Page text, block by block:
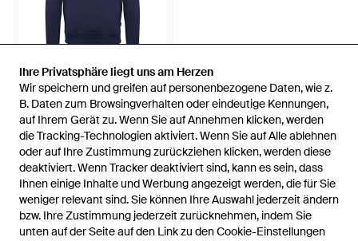
Ihre Privatsphäre liegt uns am Herzen
Wir speichern und greifen auf personenbezogene Daten, wie z.
B. Daten zum Browsingverhalten oder eindeutige Kennungen,
auf Ihrem Gerät zu. Wenn Sie auf Annehmen klicken, werden
die Tracking-Technologien aktiviert. Wenn Sie auf Alle ablehnen
oder auf Ihre Zustimmung zurückziehen klicken, werden diese
deaktiviert. Wenn Tracker deaktiviert sind, kann es sein, dass
Ihnen einige Inhalte und Werbung angezeigt werden, die für Sie
weniger relevant sind. Sie können Ihre Auswahl jederzeit ändern
bzw. Ihre Zustimmung jederzeit zurücknehmen, indem Sie
unten auf der Seite auf den Link zu den Cookie-Einstellungen
Ihre Privatsphäre liegt uns am Herzen
Wir speichern und greifen auf personenbezogene Daten, wie z.
B. Daten zum Browsingverhalten oder eindeutige Kennungen,
auf Ihrem Gerät zu. Wenn Sie auf Annehmen klicken, werden
die Tracking-Technologien aktiviert. Wenn Sie auf Alle ablehnen
oder auf Ihre Zustimmung zurückziehen klicken, werden diese
deaktiviert. Wenn Tracker deaktiviert sind, kann es sein, dass
Ihnen einige Inhalte und Werbung angezeigt werden, die für Sie
weniger relevant sind. Sie können Ihre Auswahl jederzeit ändern
bzw. Ihre Zustimmung jederzeit zurücknehmen, indem Sie
unten auf der Seite auf den Link zu den Cookie-Einstellungen
74 €
Aquascutum
Sweatshirt Für Herren,
Rundhalsausschnitt, Regulär,
Langärmlig - Blau
VonDress-For-Less
AUSVERKAUFT